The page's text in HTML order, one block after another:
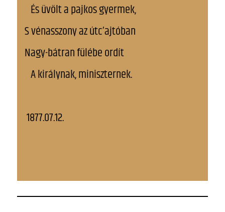
És üvölt a pajkos gyermek,
S vénasszony az útc’ajtóban
Nagy-bátran fülébe ordít
A királynak, miniszternek.
1877.07.12.